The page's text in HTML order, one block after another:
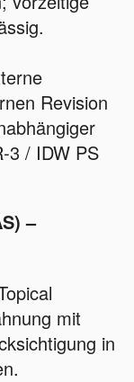
Revision
/ IDW PS
–
mit
in